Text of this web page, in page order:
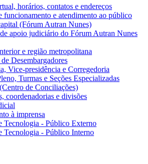
horários, contatos e endereços
funcionamento e atendimento ao público
(Fórum Autran Nunes)
apoio judiciário do Fórum Autran Nunes
e região metropolitana
Desembargadores
Vice-presidência e Corregedoria
Turmas e Seções Especializadas
de Conciliações)
coordenadorias e divisões
à imprensa
Tecnologia - Público Externo
Tecnologia - Público Interno